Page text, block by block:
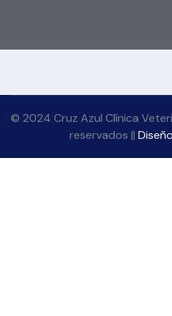
© 2024 Cruz Azul Clínica
reservados ||